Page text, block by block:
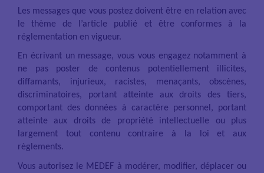
Les messages que vous postez doivent être en relation avec
le thème de l’article publié et être conformes à la
réglementation en vigueur.
En écrivant un message, vous vous engagez notamment à
ne pas poster de contenus potentiellement illicites,
diffamants, injurieux, racistes, menaçants, obscènes,
discriminatoires, portant atteinte aux droits des tiers,
comportant des données à caractère personnel, portant
atteinte aux droits de propriété intellectuelle ou plus
largement tout contenu contraire à la loi et aux
règlements.
Vous autorisez le MEDEF à modérer, modifier, déplacer ou